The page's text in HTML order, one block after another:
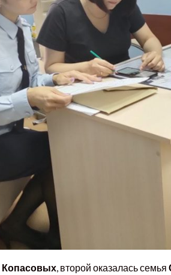
Копасовых, второй оказалась семья